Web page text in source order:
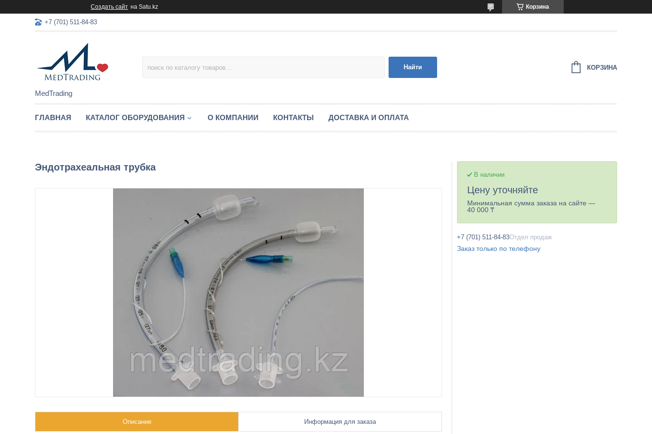
Создать сайт на Satu.kz Корзина
+7 (701) 511-84-83
MedTrading
Найти КОРЗИНА
ГЛАВНАЯ КАТАЛОГ ОБОРУДОВАНИЯ О КОМПАНИИ КОНТАКТЫ ДОСТАВКА И ОПЛАТА
Эндотрахеальная трубка
Описание Информация для заказа
В наличии
Цену уточняйте
Минимальная сумма заказа на сайте —
40 000 ₸
+7 (701) 511-84-83Отдел продаж
Заказ только по телефону